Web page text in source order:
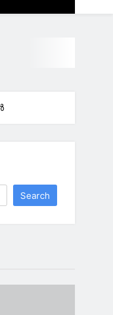
Search